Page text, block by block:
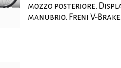
mozzo posteriore.
manubrio. Freni V-